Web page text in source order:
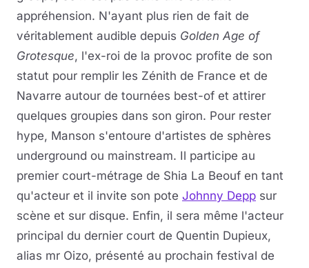
appréhension. N'ayant plus rien de fait de
véritablement audible depuis Golden Age of
Grotesque, l'ex-roi de la provoc profite de son
statut pour remplir les Zénith de France et de
Navarre autour de tournées best-of et attirer
quelques groupies dans son giron. Pour rester
hype, Manson s'entoure d'artistes de sphères
underground ou mainstream. Il participe au
premier court-métrage de Shia La Beouf en tant
qu'acteur et il invite son pote Johnny Depp sur
scène et sur disque. Enfin, il sera même l'acteur
principal du dernier court de Quentin Dupieux,
alias mr Oizo, présenté au prochain festival de